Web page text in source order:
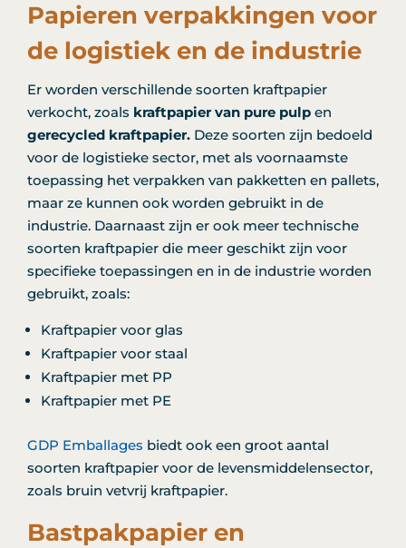
Papieren verpakkingen voor
de logistiek en de industrie
Er worden verschillende soorten kraftpapier
verkocht, zoals kraftpapier van pure pulp en
gerecycled kraftpapier. Deze soorten zijn bedoeld
voor de logistieke sector, met als voornaamste
toepassing het verpakken van pakketten en pallets,
maar ze kunnen ook worden gebruikt in de
industrie. Daarnaast zijn er ook meer technische
soorten kraftpapier die meer geschikt zijn voor
specifieke toepassingen en in de industrie worden
gebruikt, zoals:
Kraftpapier voor glas
Kraftpapier voor staal
Kraftpapier met PP
Kraftpapier met PE
GDP Emballages biedt ook een groot aantal
soorten kraftpapier voor de levensmiddelensector,
zoals bruin vetvrij kraftpapier.
Bastpakpapier en